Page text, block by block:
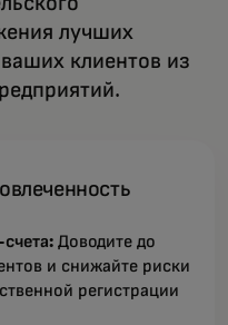
лучших
клиентов из
Доводите до
и снижайте риски
регистрации